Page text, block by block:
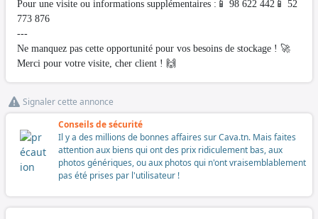
Pour une visite ou informations supplémentaires :📱 98 622 442📱 52
773 876
---
Ne manquez pas cette opportunité pour vos besoins de stockage ! 🚀
Merci pour votre visite, cher client ! 🙌
Signaler cette annonce
Conseils de sécurité
Il y a des millions de bonnes affaires sur Cava.tn. Mais faites
attention aux biens qui ont des prix ridiculement bas, aux
photos génériques, ou aux photos qui n'ont vraisemblablement
pas été prises par l'utilisateur !